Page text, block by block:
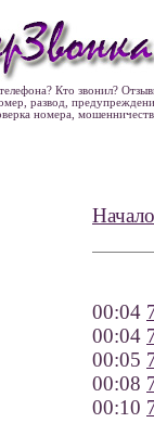
Кто звонил?
развод,
номера,
Начало
00:04
00:04
00:05
00:08
00:10